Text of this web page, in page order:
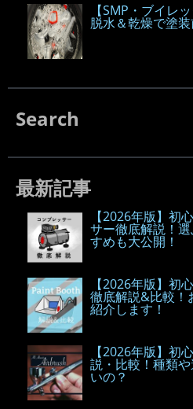
【SMP・ブイレ
脱水＆乾燥で塗
Search
最新記事
【2026年版】初
サー徹底解説！
すめも大公開！
【2026年版】初
徹底解説&比較！
紹介します！
【2026年版】初
説・比較！種類
いの？